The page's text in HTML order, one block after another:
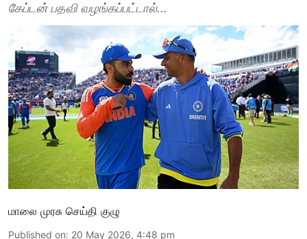
கேப்டன் பதவி வழங்கப்பட்டால்...
மாலை முரசு செய்தி குழு
Published on: 20 May 2026, 4:48 pm